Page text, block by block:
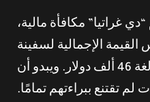
غراتيا” مكافأة مالية،
الإجمالية لسفينة
“ماري سيليست” البالغة 46 ألف دولار. ويبدو أن
لم تقتنع ببراءتهم تمامًا.